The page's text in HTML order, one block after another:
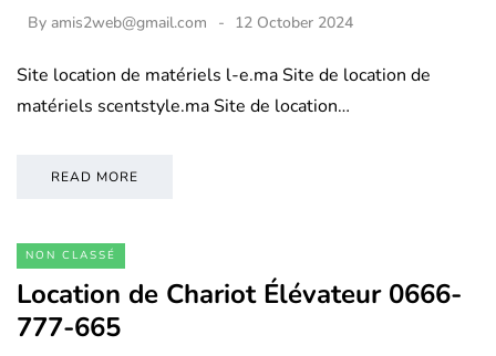
By amis2web@gmail.com 12 October 2024
Site location de matériels l-e.ma Site de location de
matériels scentstyle.ma Site de location…
READ MORE
NON CLASSÉ
Location de Chariot Élévateur 0666-
777-665